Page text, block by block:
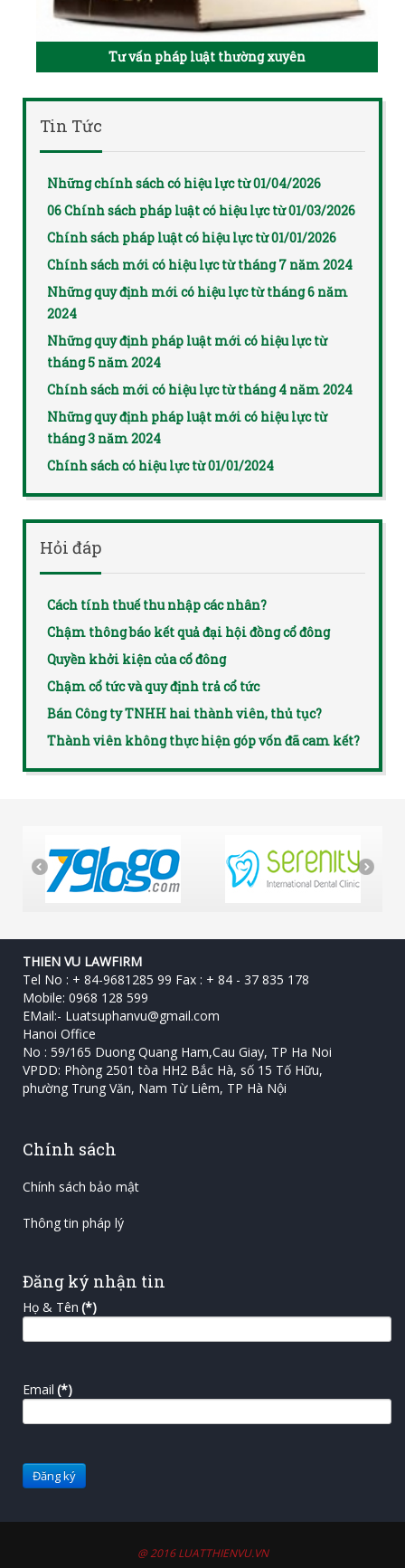
Tư vấn pháp luật thường xuyên
Tin Tức
Những chính sách có hiệu lực từ 01/04/2026
06 Chính sách pháp luật có hiệu lực từ 01/03/2026
Chính sách pháp luật có hiệu lực từ 01/01/2026
Chính sách mới có hiệu lực từ tháng 7 năm 2024
Những quy định mới có hiệu lực từ tháng 6 năm
2024
Những quy định pháp luật mới có hiệu lực từ
tháng 5 năm 2024
Chính sách mới có hiệu lực từ tháng 4 năm 2024
Những quy định pháp luật mới có hiệu lực từ
tháng 3 năm 2024
Chính sách có hiệu lực từ 01/01/2024
Hỏi đáp
Cách tính thuế thu nhập các nhân?
Chậm thông báo kết quả đại hội đồng cổ đông
Quyền khởi kiện của cổ đông
Chậm cổ tức và quy định trả cổ tức
Bán Công ty TNHH hai thành viên, thủ tục?
Thành viên không thực hiện góp vốn đã cam kết?
THIEN VU LAWFIRM
Tel No : + 84-9681285 99 Fax : + 84 - 37 835 178
Mobile: 0968 128 599
EMail:- Luatsuphanvu@gmail.com
Hanoi Office
No : 59/165 Duong Quang Ham,Cau Giay, TP Ha Noi
VPDD: Phòng 2501 tòa HH2 Bắc Hà, số 15 Tố Hữu, ‎
phường Trung Văn, Nam Từ Liêm, TP Hà Nội
Chính sách
Chính sách bảo mật
Thông tin pháp lý
Đăng ký nhận tin
Họ & Tên (*)
Email (*)
@ 2016 LUATTHIENVU.VN